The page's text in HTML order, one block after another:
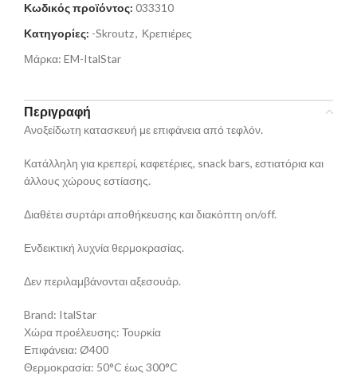
Κωδικός προϊόντος: 033310
Κατηγορίες: -Skroutz, Κρεπιέρες
Μάρκα: EM-ItalStar
Περιγραφή
Ανοξείδωτη κατασκευή με επιφάνεια από τεφλόν.
Κατάλληλη για κρεπερί, καφετέριες, snack bars, εστιατόρια και
άλλους χώρους εστίασης.
Διαθέτει συρτάρι αποθήκευσης και διακόπτη on/off.
Ενδεικτική λυχνία θερμοκρασίας.
Δεν περιλαμβάνονται αξεσουάρ.
Brand: ItalStar
Χώρα προέλευσης: Τουρκία
Επιφάνεια: Ø400
Θερμοκρασία: 50°C έως 300°C